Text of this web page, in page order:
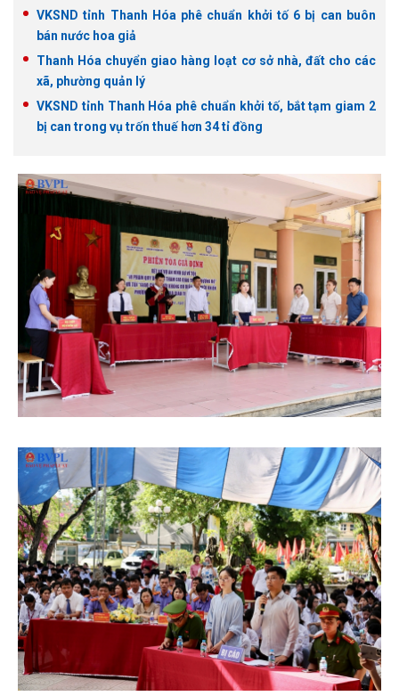
VKSND tỉnh Thanh Hóa phê chuẩn khởi tố 6 bị can buôn
bán nước hoa giả
Thanh Hóa chuyển giao hàng loạt cơ sở nhà, đất cho các
xã, phường quản lý
VKSND tỉnh Thanh Hóa phê chuẩn khởi tố, bắt tạm giam 2
bị can trong vụ trốn thuế hơn 34 tỉ đồng